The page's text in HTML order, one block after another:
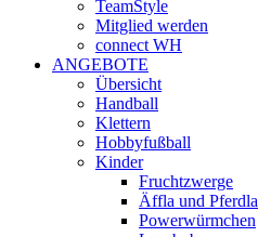
TeamStyle
Mitglied werden
connect WH
ANGEBOTE
Übersicht
Handball
Klettern
Hobbyfußball
Kinder
Fruchtzwerge
Äffla und Pferdla
Powerwürmchen